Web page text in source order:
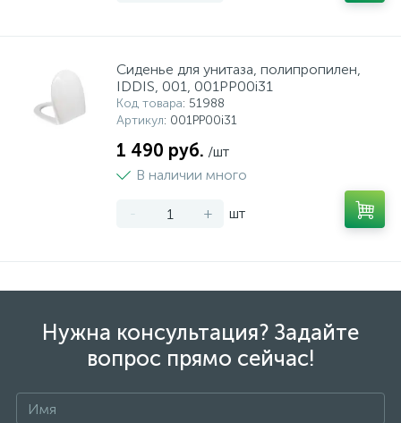
Сиденье для унитаза, полипропилен,
IDDIS, 001, 001PP00i31
Код товара: 51988
Артикул: 001PP00i31
1 490 руб. /шт
В наличии много
- + шт
Нужна консультация? Задайте
вопрос прямо сейчас!